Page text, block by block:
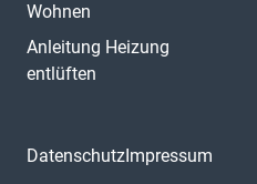
Wohnen
Anleitung Heizung
entlüften
DatenschutzImpressum